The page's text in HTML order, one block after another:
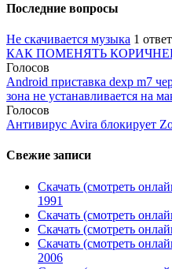
Последние вопросы
Не скачивается музыка 1 ответ
КАК ПОМЕНЯТЬ
Голосов
Android приставка dexp m7
зона не устанавливается на
Голосов
Антивирус Avira блокирует
Свежие записи
Скачать (смотреть
1991
Скачать (смотреть
Скачать (смотреть
Скачать (смотреть
2006